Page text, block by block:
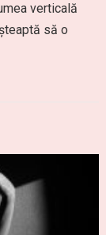
verticală
să o